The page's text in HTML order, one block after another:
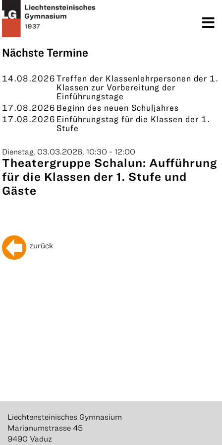
Nächste Termine
14.08.2026Treffen der Klassenlehrpersonen der 1.
Klassen zur Vorbereitung der
Einführungstage
17.08.2026 Beginn des neuen Schuljahres
17.08.2026 Einführungstag für die Klassen der 1.
Stufe
KONTAKT
Dienstag, 03.03.2026, 10:30 - 12:00
Theatergruppe Schalun: Aufführung
für die Klassen der 1. Stufe und
Gäste
zurück
Liechtensteinisches Gymnasium
Marianumstrasse 45
9490 Vaduz